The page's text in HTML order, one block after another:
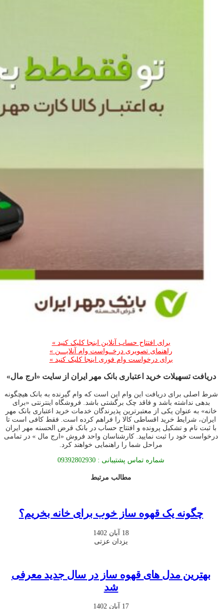
برای افتتاح حساب آنلاین اینجا کلیک کنید »
راهنمای تصویری درخــواست وام آنلایـــن »
برای درخواست وام فوری اینجا کلیک کنید »
دریافت تسهیلات خرید اعتباری بانک مهر ایران از سایت «ارج مال»
شرط اصلی برای دریافت این وام این است که وام گیرنده به بانک هیچگونه
بدهی نداشته باشد و فاقد چک برگشتی باشد. فروشگاه اینترنتی «برای
خانه» به عنوان یکی از معتبرترین پذیرندگان خدمات خرید اعتباری بانک مهر
ایران، شرایط خرید اقساطی کالا را فراهم کرده است. فقط کافی است تا
با ثبت نام و تشکیل پرونده و افتتاح حساب در بانک قرض الحسنه مهر ایران
درخواست خود را ثبت نمایید. کارشناسان واحد فروش «ارج مال » در تمامی
مراحل شما را راهنمایی خواهند کرد.
شماره تماس پشتیبانی : 09392802930
مطالب مرتبط
چگونه یک قهوه ساز خوب برای خانه بخریم؟
18 آبان 1402
یزدان عزتی
بهترین مدل های قهوه ساز در سال جدید معرفی
شد
17 آبان 1402